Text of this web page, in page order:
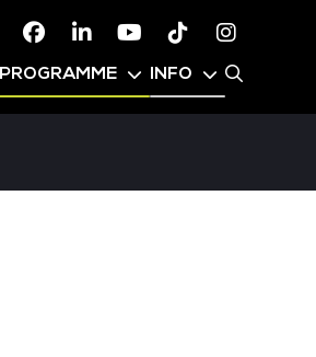
FacebookLinkedinYoutubeTikTok
PROGRAMME INFO